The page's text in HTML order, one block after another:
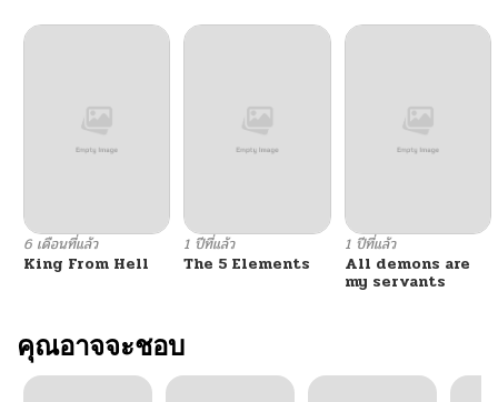
6 เดือนที่แล้ว
King From Hell
1 ปีที่แล้ว
The 5 Elements
1 ปีที่แล้ว
All demons are
my servants
คุณอาจจะชอบ